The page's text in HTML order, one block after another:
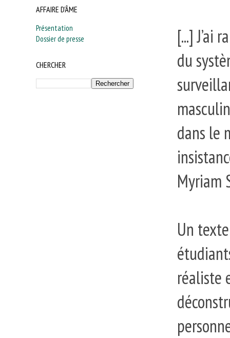
[...] J’ai
du
dans le
Myriam
Un
réaliste
AFFAIRE D'ÂME
Présentation
Dossier de presse
CHERCHER